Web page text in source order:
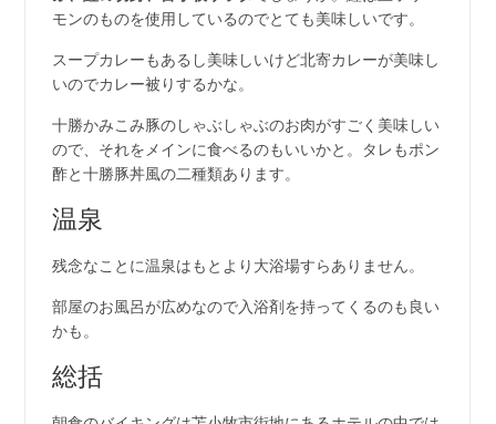
モンのものを使用しているのでとても美味しいです。
スープカレーもあるし美味しいけど北寄カレーが美味し
いのでカレー被りするかな。
十勝かみこみ豚のしゃぶしゃぶのお肉がすごく美味しい
ので、それをメインに食べるのもいいかと。タレもポン
酢と十勝豚丼風の二種類あります。
温泉
残念なことに温泉はもとより大浴場すらありません。
部屋のお風呂が広めなので入浴剤を持ってくるのも良い
かも。
総括